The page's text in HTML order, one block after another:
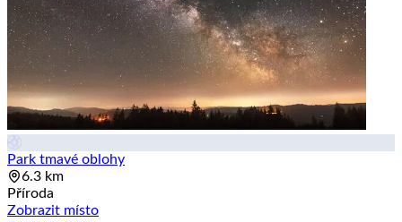
Park tmavé oblohy
6.3 km
Příroda
Zobrazit místo